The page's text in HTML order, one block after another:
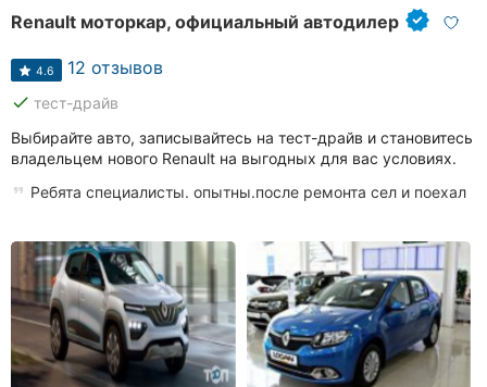
Renault моторкар, официальный автодилер
4.6 12 отзывов
done тест-драйв
Выбирайте авто, записывайтесь на тест-драйв и становитесь
владельцем нового Renault на выгодных для вас условиях.
Ребята специалисты. опытны.после ремонта сел и поехал